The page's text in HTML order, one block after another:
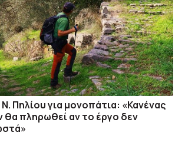
Πηλίου για μονοπάτια: «Κανένας
θα πληρωθεί αν το έργο δεν